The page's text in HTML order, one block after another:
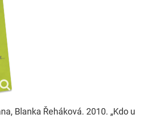
Blanka Řeháková. 2010. „Kdo u